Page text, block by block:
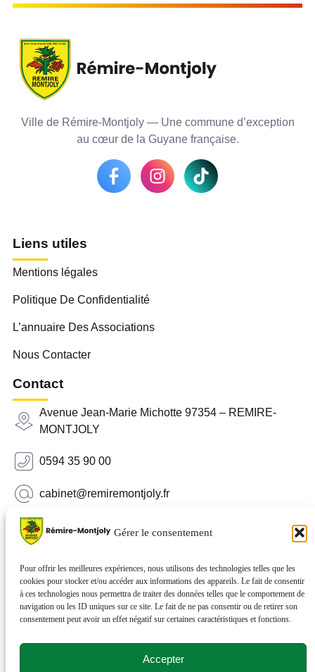
Gérer le consentement
Pour offrir les meilleures expériences, nous utilisons des technologies telles que les
cookies pour stocker et/ou accéder aux informations des appareils. Le fait de consentir
à ces technologies nous permettra de traiter des données telles que le comportement de
navigation ou les ID uniques sur ce site. Le fait de ne pas consentir ou de retirer son
consentement peut avoir un effet négatif sur certaines caractéristiques et fonctions.
Accepter
Ville de Rémire-Montjoly — Une commune d’exception
au cœur de la Guyane française.
Liens utiles
Mentions légales
Politique De Confidentialité
L’annuaire Des Associations
Nous Contacter
Contact
Avenue Jean-Marie Michotte 97354 – REMIRE-
MONTJOLY
0594 35 90 00
cabinet@remiremontjoly.fr
Newsletter
nouvelles de votre commune.